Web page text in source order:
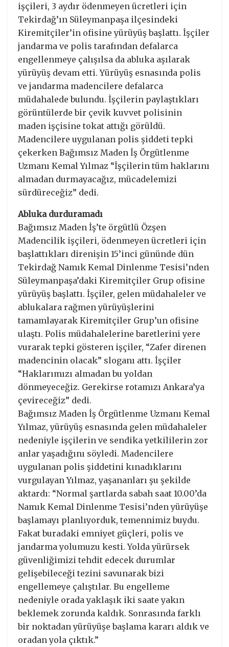
işçileri, 3 aydır ödenmeyen ücretleri için
Tekirdağ’ın Süleymanpaşa ilçesindeki
Kiremitçiler’in ofisine yürüyüş başlattı. İşçiler
jandarma ve polis tarafından defalarca
engellenmeye çalışılsa da abluka aşılarak
yürüyüş devam etti. Yürüyüş esnasında polis
ve jandarma madencilere defalarca
müdahalede bulundu. İşçilerin paylaştıkları
görüntülerde bir çevik kuvvet polisinin
maden işçisine tokat attığı görüldü.
Madencilere uygulanan polis şiddeti tepki
çekerken Bağımsız Maden İş Örgütlenme
Uzmanı Kemal Yılmaz “İşçilerin tüm haklarını
almadan durmayacağız, mücadelemizi
sürdüreceğiz” dedi.
Abluka durduramadı
Bağımsız Maden İş’te örgütlü Özşen
Madencilik işçileri, ödenmeyen ücretleri için
başlattıkları direnişin 15’inci gününde dün
Tekirdağ Namık Kemal Dinlenme Tesisi’nden
Süleymanpaşa’daki Kiremitçiler Grup ofisine
yürüyüş başlattı. İşçiler, gelen müdahaleler ve
ablukalara rağmen yürüyüşlerini
tamamlayarak Kiremitçiler Grup’un ofisine
ulaştı. Polis müdahalelerine baretlerini yere
vurarak tepki gösteren işçiler, “Zafer direnen
madencinin olacak” sloganı attı. İşçiler
“Haklarımızı almadan bu yoldan
dönmeyeceğiz. Gerekirse rotamızı Ankara’ya
çevireceğiz” dedi.
Bağımsız Maden İş Örgütlenme Uzmanı Kemal
Yılmaz, yürüyüş esnasında gelen müdahaleler
nedeniyle işçilerin ve sendika yetkililerin zor
anlar yaşadığını söyledi. Madencilere
uygulanan polis şiddetini kınadıklarını
vurgulayan Yılmaz, yaşananları şu şekilde
aktardı: “Normal şartlarda sabah saat 10.00’da
Namık Kemal Dinlenme Tesisi’nden yürüyüşe
başlamayı planlıyorduk, temennimiz buydu.
Fakat buradaki emniyet güçleri, polis ve
jandarma yolumuzu kesti. Yolda yürürsek
güvenliğimizi tehdit edecek durumlar
gelişebileceği tezini savunarak bizi
engellemeye çalıştılar. Bu engelleme
nedeniyle orada yaklaşık iki saate yakın
beklemek zorunda kaldık. Sonrasında farklı
bir noktadan yürüyüşe başlama kararı aldık ve
oradan yola çıktık.”